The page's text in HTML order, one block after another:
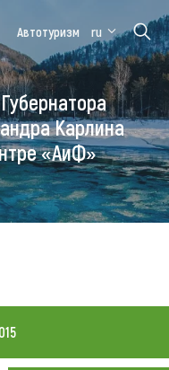
Алтайская
зимовка
Автотуризм ru
Карлина
«АиФ»